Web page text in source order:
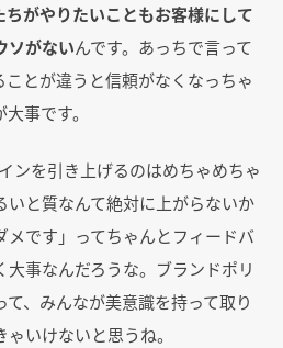
ちがやりたいこともお客様にして
ソがないんです。あっちで言って
とが違うと信頼がなくなっちゃ
事です。
ンを引き上げるのはめちゃめちゃ
いと質なんて絶対に上がらないか
メです」ってちゃんとフィードバ
事なんだろうな。ブランドポリ
、みんなが美意識を持って取り
いけないと思うね。